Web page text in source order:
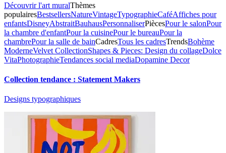
Découvrir l'art muralThèmes
populairesBestsellersNatureVintageTypographieCaféAffiches pour
enfantsDisneyAbstraitBauhausPersonnaliserPiècesPour le salonPour
la chambre d'enfantPour la cuisinePour le bureauPour la
chambrePour la salle de bainCadresTous les cadresTrendsBohème
ModerneVelvet CollectionShapes & Pieces: Design du collageDolce
VitaPhotographieTendances social mediaDopamine Decor
Collection tendance : Statement Makers
Designs typographiques